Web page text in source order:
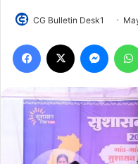
CG Bulletin Desk1
Facebook